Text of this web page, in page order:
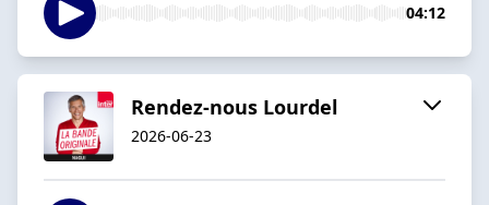
04:12
Rendez-nous Lourdel
2026-06-23